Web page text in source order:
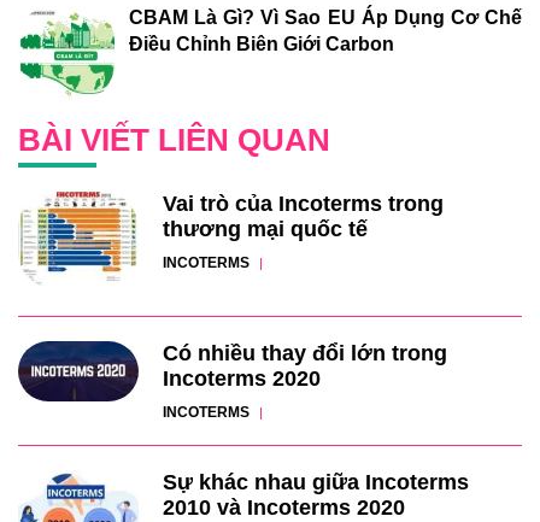
CBAM Là Gì? Vì Sao EU Áp Dụng Cơ Chế
Điều Chỉnh Biên Giới Carbon
BÀI VIẾT LIÊN QUAN
Vai trò của Incoterms trong
thương mại quốc tế
INCOTERMS
Có nhiều thay đổi lớn trong
Incoterms 2020
INCOTERMS
Sự khác nhau giữa Incoterms
2010 và Incoterms 2020